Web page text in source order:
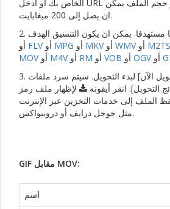
الخاص بك أو ادخل URL ملف عبر الإنترنت. فيديو حجم الملف يمكن
ان يصل إلى 200 ميغابايت.
FLV MPG MKV WMV M2TS
MOV
M4V RM VOB OGV
3. انقر فوق الزر [تحويل الآن] لبدء التحويل. سيتم سرد ملفات
التحويل]. انقر أيقونه
لإظهار ملف رمز
الملف إلى خدمات التخزين عبر الإنترنت
مثل جوجل درايف أو دروببواكس.
GIF مقابل MOV:
اسم